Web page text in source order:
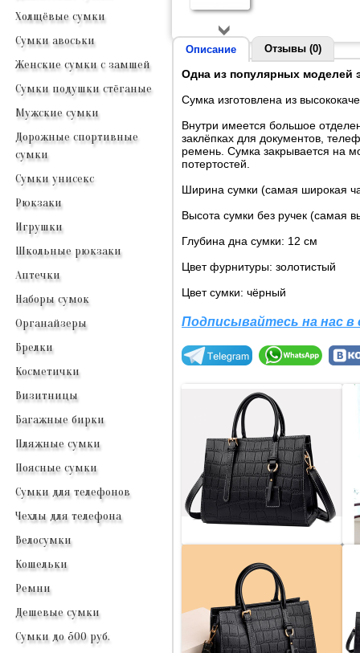
Холщёвые сумки
Сумки авоськи
Женские сумки с замшей
Сумки подушки стёганые
Мужские сумки
Дорожные спортивные
сумки
Сумки унисекс
Рюкзаки
Игрушки
Школьные рюкзаки
Аптечки
Наборы сумок
Органайзеры
Брелки
Косметички
Визитницы
Багажные бирки
Пляжные сумки
Поясные сумки
Сумки для телефонов
Чехлы для телефона
Велосумки
Кошельки
Ремни
Дешевые сумки
Сумки до 500 руб.
Описание Отзывы (0)
Одна из популярных моделей
Сумка изготовлена из
Внутри имеется большое
заклёпках для документов,
ремень. Сумка закрывается на
потертостей.
Ширина сумки (самая широкая
Высота сумки без ручек (самая
Глубина дна сумки: 12 см
Цвет фурнитуры: золотистый
Цвет сумки: чёрный
Подписывайтесь на нас